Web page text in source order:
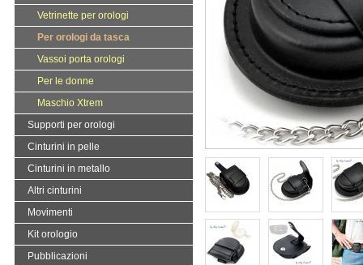
Vetrinette per orologi
Per orologi da tasca
Vassoi porta orologi
Per le donne
Maschio Xtrem
Supporti per orologi
Cinturini in pelle
Cinturini in metallo
Altri cinturini
Movimenti
Kit orologio
Pubblicazioni